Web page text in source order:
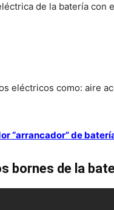
de la batería con
eléctricos como: aire
“arrancador” de
bornes de la